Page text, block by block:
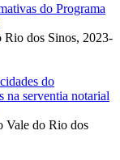
do Programa
Rio dos Sinos, 2023-
do
na serventia notarial
Vale do Rio dos